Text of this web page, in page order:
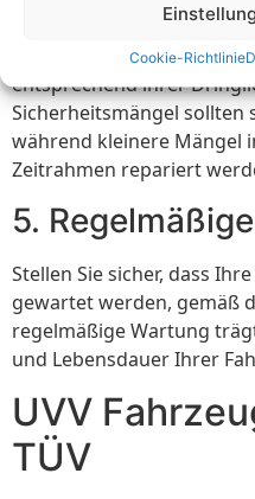
Cookie-Richtlinie
Wenn bei der UVV
festgestellt werden,
entsprechend ihrer
Sicherheitsmängel
während kleinere Mängel
Zeitrahmen repariert
5.
Stellen Sie sicher, dass
gewartet werden, gemäß
regelmäßige Wartung
und Lebensdauer Ihrer
UVV
TÜV